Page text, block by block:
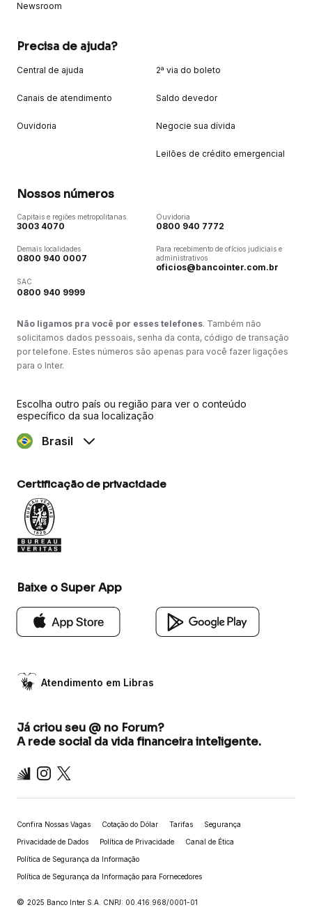
Newsroom
Precisa de ajuda?
Central de ajuda
Canais de atendimento
Ouvidoria
2ª via do boleto
Saldo devedor
Negocie sua dívida
Leilões de crédito emergencial
Nossos números
Capitais e regiões metropolitanas
3003 4070
Demais localidades
0800 940 0007
SAC
0800 940 9999
Ouvidoria
0800 940 7772
Para recebimento de ofícios judiciais e
administrativos
oficios@bancointer.com.br
Não ligamos pra você por esses telefones. Também não
solicitamos dados pessoais, senha da conta, código de transação
por telefone. Estes números são apenas para você fazer ligações
para o Inter.
Escolha outro país ou região para ver o conteúdo
específico da sua localização
Brasil
Certificação de privacidade
Baixe o Super App
Atendimento em Libras
Já criou seu @ no Forum?
A rede social da vida financeira inteligente.
Inter Instagram
X
Confira Nossas Vagas Cotação do Dólar Tarifas Segurança
Privacidade de Dados Política de Privacidade Canal de Ética
Política de Segurança da Informação
Política de Segurança da Informação para Fornecedores
© 2025 Banco Inter S.A. CNPJ: 00.416.968/0001-01